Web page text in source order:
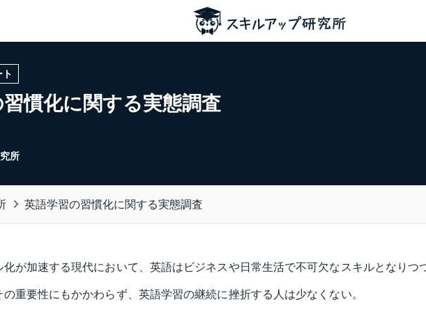
慣化に関する実態調査
所
英語学習の習慣化に関する実態調査
化が加速する現代において、英語はビジネスや日常生活で不可欠なスキルとなりつ
の重要性にもかかわらず、英語学習の継続に挫折する人は少なくない。